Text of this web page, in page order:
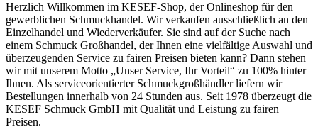
Herzlich Willkommen im KESEF-Shop, der Onlineshop für den
gewerblichen Schmuckhandel. Wir verkaufen ausschließlich an den
Einzelhandel und Wiederverkäufer. Sie sind auf der Suche nach
einem Schmuck Großhandel, der Ihnen eine vielfältige Auswahl und
überzeugenden Service zu fairen Preisen bieten kann? Dann stehen
wir mit unserem Motto „Unser Service, Ihr Vorteil“ zu 100% hinter
Ihnen. Als serviceorientierter Schmuckgroßhändler liefern wir
Bestellungen innerhalb von 24 Stunden aus. Seit 1978 überzeugt die
KESEF Schmuck GmbH mit Qualität und Leistung zu fairen
Preisen.